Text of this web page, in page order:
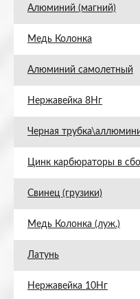
Алюминий (магний)
Медь Колонка
Алюминий самолетный
Нержавейка 8Нг
Черная
Цинк карбюраторы в
Свинец (грузики)
Медь Колонка (луж.)
Латунь
Нержавейка 10Нг